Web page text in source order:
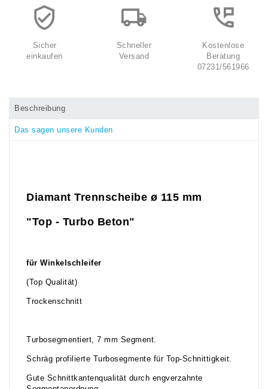
Sicher
einkaufen
Schneller
Versand
Kostenlose
Beratung
07231/561966
Beschreibung
Das sagen unsere Kunden
Diamant Trennscheibe ø 115 mm
"Top - Turbo Beton"
für Winkelschleifer
(Top Qualität)
Trockenschnitt
Turbosegmentiert, 7 mm Segment.
Schräg profilierte Turbosegmente für Top-Schnittigkeit.
Gute Schnittkantenqualität durch engverzahnte